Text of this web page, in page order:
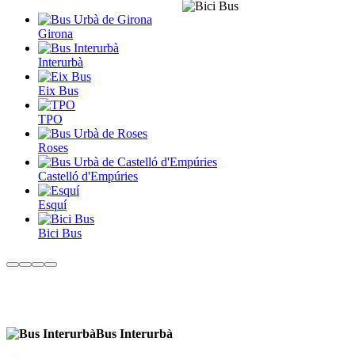
Girona
Interurbà
Eix Bus
TPO
Roses
Castelló d'Empúries
Esquí
Bici Bus
Bus Interurbà